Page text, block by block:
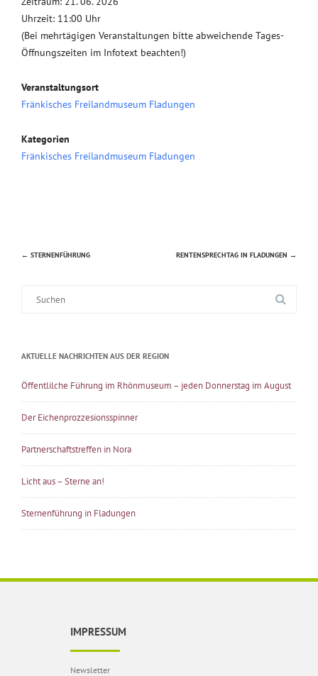
Uhrzeit: 11:00 Uhr
(Bei mehrtägigen Veranstaltungen bitte abweichende Tages-
Öffnungszeiten im Infotext beachten!)
Veranstaltungsort
Fränkisches Freilandmuseum Fladungen
Kategorien
Fränkisches Freilandmuseum Fladungen
Beitragsnavigation
← STERNENFÜHRUNG RENTENSPRECHTAG IN FLADUNGEN →
AKTUELLE NACHRICHTEN AUS DER REGION
Öffentlilche Führung im Rhönmuseum – jeden Donnerstag im August
Der Eichenprozzesionsspinner
Partnerschaftstreffen in Nora
Licht aus – Sterne an!
Sternenführung in Fladungen
IMPRESSUM
Newsletter